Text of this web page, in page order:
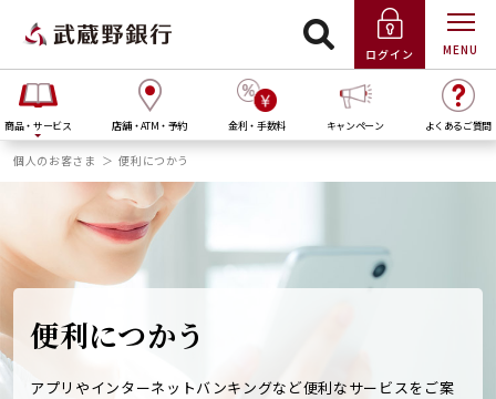
ログイン MENU
商品・サービス 店舗・ATM・予約 金利・手数料 キャンペーン よくあるご質問
個人のお客さま 便利につかう
便利につかう
アプリやインターネットバンキングなど便利なサービスをご案